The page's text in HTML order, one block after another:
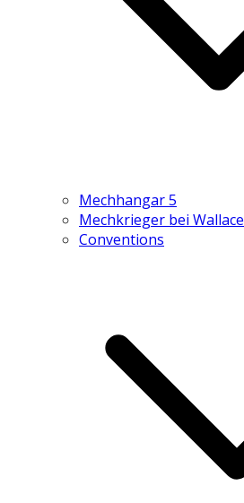
Mechhangar 5
Mechkrieger bei Wallace
Conventions